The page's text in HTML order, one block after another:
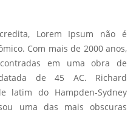
Lorem Ipsum não é
Com mais de 2000 anos,
em uma obra de
de 45 AC. Richard
latim do Hampden-Sydney
uma das mais obscuras